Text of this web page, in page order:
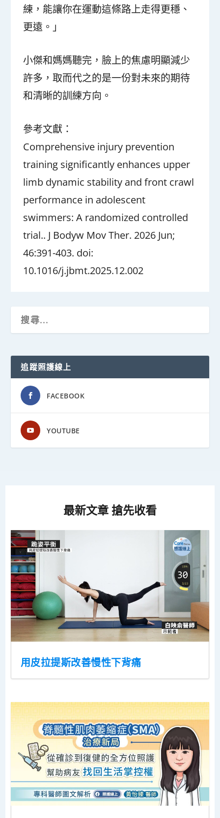
練，能讓你在運動這條路上走得更穩、
更遠。」
小傑和媽媽聽完，臉上的焦慮明顯減少
許多，取而代之的是一份對未來的期待
和清晰的訓練方向。
參考文獻：
Comprehensive injury prevention
training significantly enhances upper
limb dynamic stability and front crawl
performance in adolescent
swimmers: A randomized controlled
trial.. J Bodyw Mov Ther. 2026 Jun;
46:391-403. doi:
10.1016/j.jbmt.2025.12.002
追蹤照護線上
FACEBOOK
YOUTUBE
最新文章 搶先收看
用皮拉提斯改善慢性下背痛